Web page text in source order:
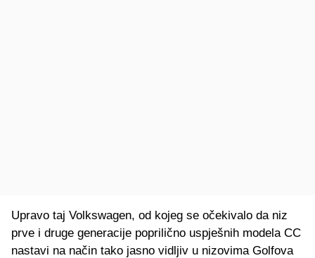
Upravo taj Volkswagen, od kojeg se očekivalo da niz
prve i druge generacije poprilično uspješnih modela CC
nastavi na način tako jasno vidljiv u nizovima Golfova